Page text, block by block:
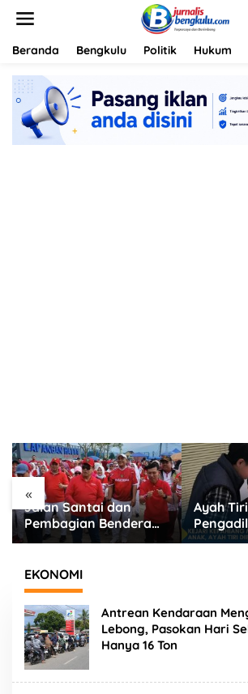
Beranda Bengkulu Politik Hukum
«
Ayah Tiri Cabuli Anak,
Pengadilan Kepahiang
Jatuhkan Vonis 18
Lebong
EKONOMI
Antrean Kendaraan
Lebong, Pasokan Hari
Hanya 16 Ton